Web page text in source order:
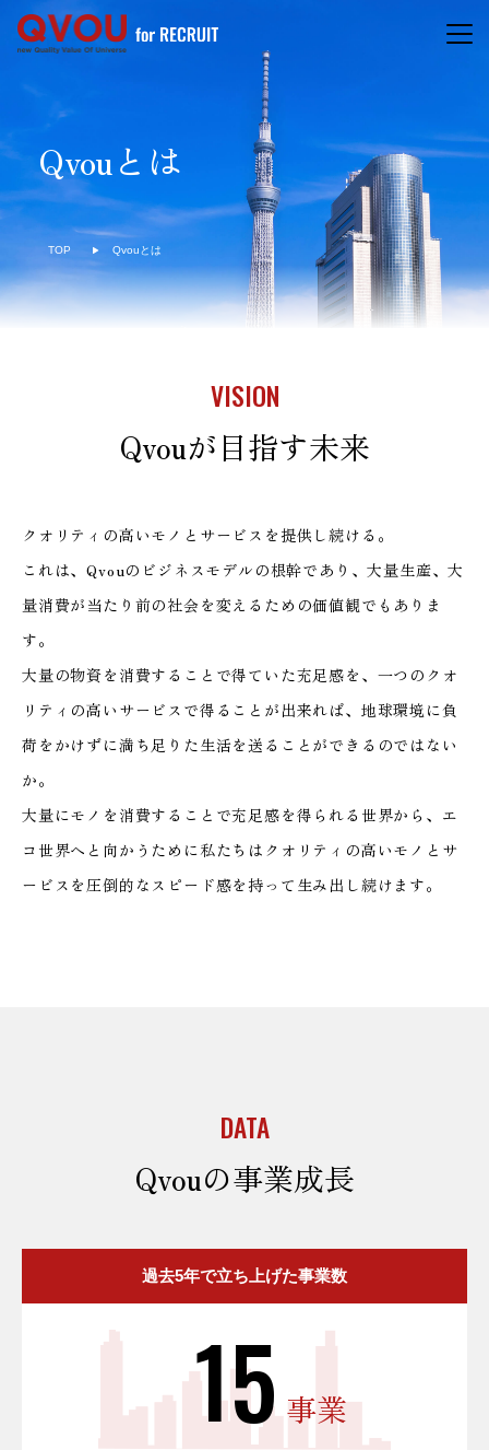
Qvouとは
TOP Qvouとは
VISION
Qvouが目指す未来
クオリティの高いモノとサービスを提供し続ける。
これは、Qvouのビジネスモデルの根幹であり、大量生産、大
量消費が当たり前の社会を変えるための価値観でもありま
す。
大量の物資を消費することで得ていた充足感を、一つのクオ
リティの高いサービスで得ることが出来れば、 地球環境に負
荷をかけずに満ち足りた生活を送ることができるのではない
か。
大量にモノを消費することで充足感を得られる世界から、エ
コ世界へと向かうために私たちはクオリティの高いモノとサ
ービスを圧倒的なスピード感を持って生み出し続けます。
DATA
Qvouの事業成長
過去5年で立ち上げた事業数
15 事業